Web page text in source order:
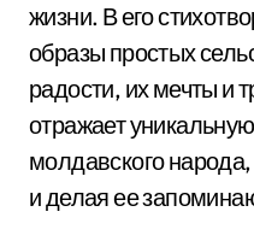
жизни. В его
образы простых
радости, их мечты и
отражает
молдавского
и делая ее